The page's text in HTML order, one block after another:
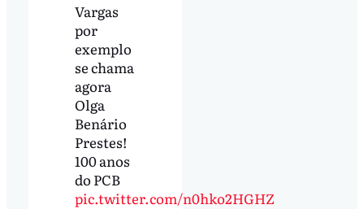
Vargas
por
exemplo
se chama
agora
Olga
Benário
Prestes!
100 anos
do PCB
pic.twitter.com/n0hko2HGHZ